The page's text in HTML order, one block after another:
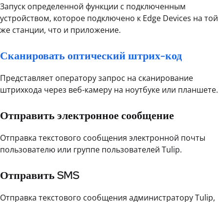
Запуск определенной функции с подключенным
устройством, которое подключено к Edge Devices на той
же станции, что и приложение.
Сканировать оптический штрих-код
Представляет оператору запрос на сканирование
штрихкода через веб-камеру на ноутбуке или планшете.
Отправить электронное сообщение
Отправка текстового сообщения электронной почты
пользователю или группе пользователей Tulip.
Отправить SMS
Отправка текстового сообщения администратору Tulip,